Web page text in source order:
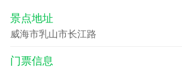
景点地址
威海市乳山市长江路
门票信息